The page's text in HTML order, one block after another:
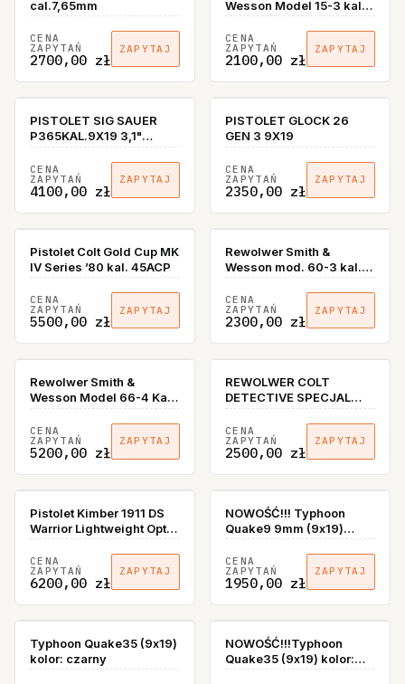
cal.7,65mm
CENA
ZAPYTAŃ
2700,00 zł
ZAPYTAJ
Wesson Model 15-3 kal.
38Spec
CENA
ZAPYTAŃ
2100,00 zł
ZAPYTAJ
PISTOLET SIG SAUER
P365KAL.9X19 3,1"
EVERYDAY CARRY
CENA
ZAPYTAŃ
4100,00 zł
ZAPYTAJ
PISTOLET GLOCK 26
GEN 3 9X19
CENA
ZAPYTAŃ
2350,00 zł
ZAPYTAJ
Pistolet Colt Gold Cup MK
IV Series ’80 kal. 45ACP
CENA
ZAPYTAŃ
5500,00 zł
ZAPYTAJ
Rewolwer Smith &
Wesson mod. 60-3 kal.
38Spec
CENA
ZAPYTAŃ
2300,00 zł
ZAPYTAJ
Rewolwer Smith &
Wesson Model 66-4 Kal.
357Mag 38spec 2,5"
CENA
ZAPYTAŃ
5200,00 zł
ZAPYTAJ
REWOLWER COLT
DETECTIVE SPECJAL
KAL.38SPEC
CENA
ZAPYTAŃ
2500,00 zł
ZAPYTAJ
Pistolet Kimber 1911 DS
Warrior Lightweight Optic
Ready 9mm luger
CENA
ZAPYTAŃ
6200,00 zł
ZAPYTAJ
NOWOŚĆ!!! Typhoon
Quake9 9mm (9х19)
kolor Black
CENA
ZAPYTAŃ
1950,00 zł
ZAPYTAJ
Typhoon Quake35 (9х19)
kolor: czarny
NOWOŚĆ!!!Typhoon
Quake35 (9х19) kolor:
INOX